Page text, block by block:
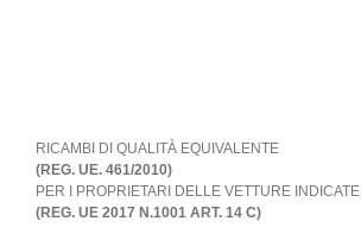
RICAMBI DI QUALITÀ EQUIVALENTE
(REG. UE. 461/2010)
PER I PROPRIETARI DELLE VETTURE INDICATE
(REG. UE 2017 N.1001 ART. 14 C)